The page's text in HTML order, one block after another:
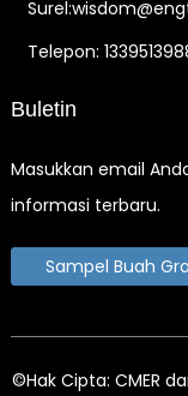
Telepon:
Buletin
Masukkan email
informasi terbaru.
Sampel Buah
©Hak Cipta: CMER